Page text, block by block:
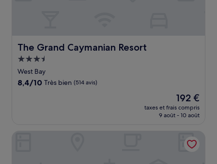
The Grand Caymanian Resort
The Grand Caymanian Resort
Hébergement
3.5 étoiles
West Bay
8.4
8,4/10 Très bien (514 avis)
Le
nouveau
prix
de
192 €
192 €
taxes et frais compris
9 août - 10 août